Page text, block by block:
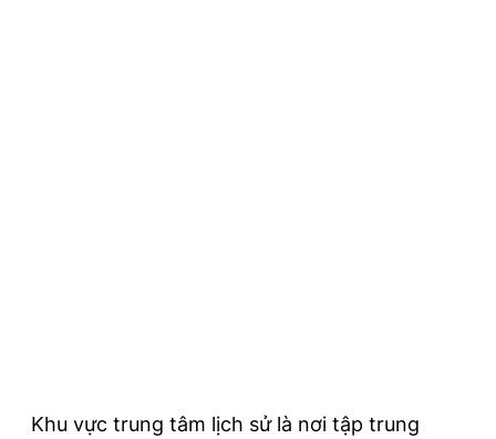
Khu vực trung tâm lịch sử là nơi tập trung